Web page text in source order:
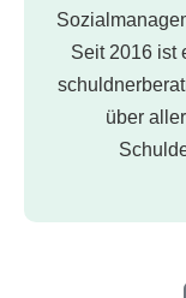
Seit 2016 ist
über